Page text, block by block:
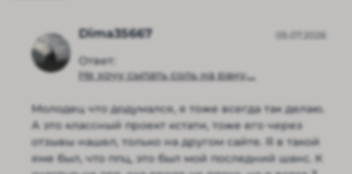
Dima35667
Ответ:
Не хочу сыпать соль на рану,...
05.07.2026
Молодец что додумался, я тоже всегда так делаю.
А это классный проект кстати, тоже его через
отзывы нашел, только на другом сайте. Я в такой
яме был, что ппц, это был мой последний шанс. К